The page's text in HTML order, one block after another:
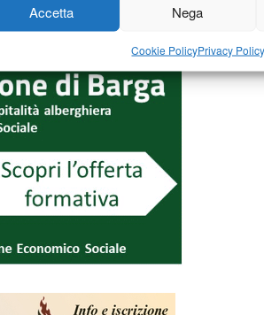
Accetta Nega
Cookie PolicyPrivacy Policy